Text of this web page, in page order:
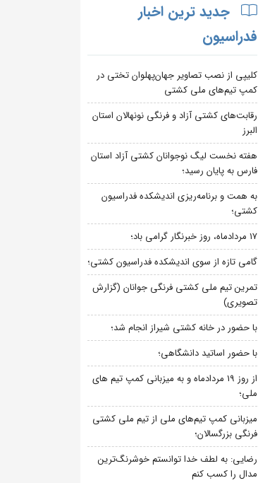
جدید ترین اخبار
فدراسیون
کلیپی از نصب تصاویر جهان‌پهلوان تختی در
کمپ تیم‌های ملی کشتی
رقابت‌های کشتی آزاد و فرنگی نونهالان استان
البرز
هفته نخست لیگ نوجوانان کشتی آزاد استان
فارس به پایان رسید؛
به همت و برنامه‌ریزی اندیشکده فدراسیون
کشتی؛
۱۷ مردادماه، روز خبرنگار گرامی باد؛
گامی تازه از سوی اندیشکده فدراسیون کشتی؛
تمرین تیم ملی کشتی فرنگی جوانان (گزارش
تصویری)
با حضور در خانه کشتی شیراز انجام شد؛
با حضور اساتید دانشگاهی؛
از روز 19 مردادماه و به میزبانی کمپ تیم های
ملی؛
میزبانی کمپ تیم‌های ملی از تیم ملی کشتی
فرنگی بزرگسالان؛
رضایی: به لطف خدا توانستم خوشرنگ‌ترین
مدال را کسب کنم